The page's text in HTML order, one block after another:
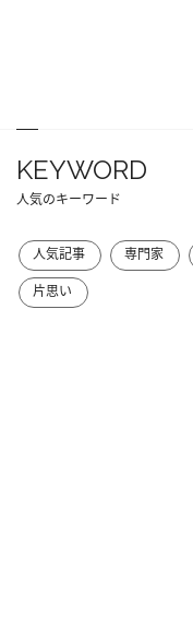
KEYWORD
人気のキーワード
人気記事 専門家
片思い